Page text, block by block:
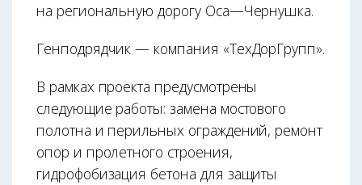
на региональную дорогу Оса—Чернушка.
Генподрядчик — компания «ТехДорГрупп».
В рамках проекта предусмотрены
следующие работы: замена мостового
полотна и перильных ограждений, ремонт
опор и пролетного строения,
гидрофобизация бетона для защиты